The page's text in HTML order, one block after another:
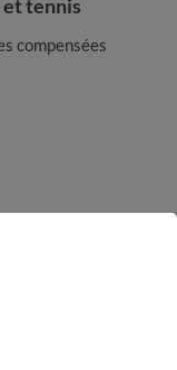
et tennis
compensées